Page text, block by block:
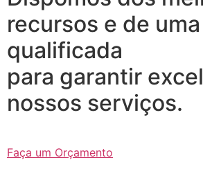
recursos e de
qualificada
para garantir
nossos serviços.
Faça um Orçamento